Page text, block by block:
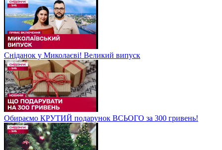
Сніданок у Миколаєві! Великий випуск
Обираємо КРУТИЙ подарунок ВСЬОГО за 300 гривень!